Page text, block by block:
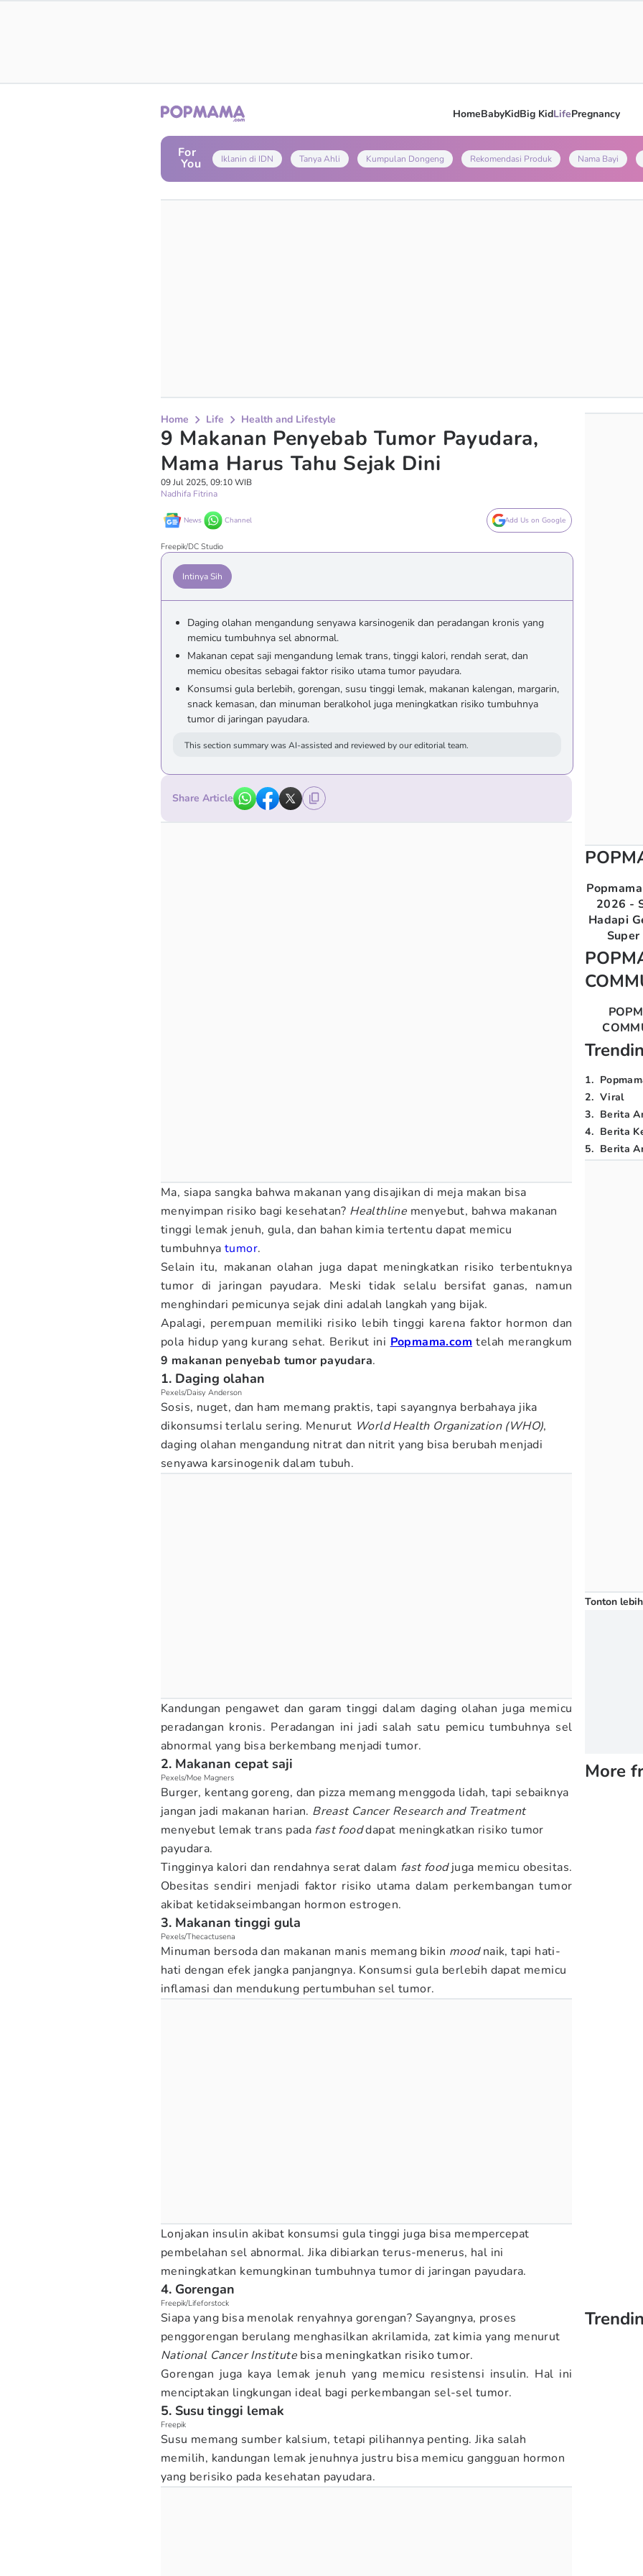
HomeBabyKidBig KidLifePregnancy
For
You Iklanin di IDN Tanya Ahli Kumpulan Dongeng Rekomendasi Produk Nama Bayi
Home Life Health and Lifestyle
9 Makanan Penyebab Tumor Payudara,
Mama Harus Tahu Sejak Dini
09 Jul 2025, 09:10 WIB
Nadhifa Fitrina
News Channel Add Us on Google
Freepik/DC Studio
Intinya Sih
Daging olahan mengandung senyawa karsinogenik dan peradangan kronis yang
memicu tumbuhnya sel abnormal.
Makanan cepat saji mengandung lemak trans, tinggi kalori, rendah serat, dan
memicu obesitas sebagai faktor risiko utama tumor payudara.
Konsumsi gula berlebih, gorengan, susu tinggi lemak, makanan kalengan, margarin,
snack kemasan, dan minuman beralkohol juga meningkatkan risiko tumbuhnya
tumor di jaringan payudara.
This section summary was AI-assisted and reviewed by our editorial team.
Share Article
Ma, siapa sangka bahwa makanan yang disajikan di meja makan bisa
menyimpan risiko bagi kesehatan? Healthline menyebut, bahwa makanan
tinggi lemak jenuh, gula, dan bahan kimia tertentu dapat memicu
tumbuhnyatumor.
Selain itu, makanan olahan juga dapat meningkatkan risiko terbentuknya
tumor di jaringan payudara. Meski tidak selalu bersifat ganas, namun
menghindari pemicunya sejak dini adalah langkah yang bijak.
Apalagi, perempuan memiliki risiko lebih tinggi karena faktor hormon dan
pola hidup yang kurang sehat. Berikut ini Popmama.com telah merangkum
9 makanan penyebab tumor payudara.
1. Daging olahan
Pexels/Daisy Anderson
Sosis, nuget, dan ham memang praktis, tapi sayangnya berbahaya jika
dikonsumsi terlalu sering. Menurut World Health Organization (WHO),
daging olahan mengandung nitrat dan nitrit yang bisa berubah menjadi
senyawa karsinogenik dalam tubuh.
Kandungan pengawet dan garam tinggi dalam daging olahan juga memicu
peradangan kronis. Peradangan ini jadi salah satu pemicu tumbuhnya sel
abnormal yang bisa berkembang menjadi tumor.
2. Makanan cepat saji
Pexels/Moe Magners
Burger, kentang goreng, dan pizza memang menggoda lidah, tapi sebaiknya
jangan jadi makanan harian. Breast Cancer Research and Treatment
menyebut lemak trans pada fast fooddapat meningkatkan risiko tumor
payudara.
Tingginya kalori dan rendahnya serat dalam fast foodjuga memicu obesitas.
Obesitas sendiri menjadi faktor risiko utama dalam perkembangan tumor
akibat ketidakseimbangan hormon estrogen.
3. Makanan tinggi gula
Pexels/Thecactusena
Minuman bersoda dan makanan manis memang bikin moodnaik, tapi hati-
hati dengan efek jangka panjangnya. Konsumsi gula berlebih dapat memicu
inflamasi dan mendukung pertumbuhan sel tumor.
Lonjakan insulin akibat konsumsi gula tinggi juga bisa mempercepat
pembelahan sel abnormal. Jika dibiarkan terus-menerus, hal ini
meningkatkan kemungkinan tumbuhnya tumor di jaringan payudara.
4. Gorengan
Freepik/Lifeforstock
Siapa yang bisa menolak renyahnya gorengan? Sayangnya, proses
penggorengan berulang menghasilkan akrilamida, zat kimia yang menurut
National Cancer Institute bisa meningkatkan risiko tumor.
Gorengan juga kaya lemak jenuh yang memicu resistensi insulin. Hal ini
menciptakan lingkungan ideal bagi perkembangan sel-sel tumor.
5. Susu tinggi lemak
Freepik
Susu memang sumber kalsium, tetapi pilihannya penting. Jika salah
memilih, kandungan lemak jenuhnya justru bisa memicu gangguan hormon
yang berisiko pada kesehatan payudara.
2026 -
Hadapi
1.
2. Viral
3. Berita
4. Berita
5. Berita
Tonton
More